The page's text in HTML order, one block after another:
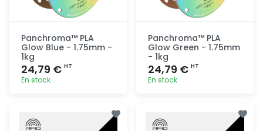
Panchroma™ PLA
Glow Blue - 1.75mm -
1kg
24,79 € HT
En stock
Panchroma™ PLA
Glow Green - 1.75mm
- 1kg
24,79 € HT
En stock